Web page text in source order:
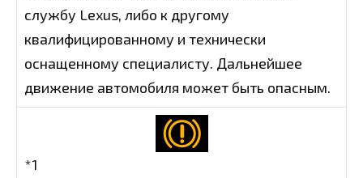
службу Lexus, либо к другому
квалифицированному и технически
оснащенному специалисту. Дальнейшее
движение автомобиля может быть опасным.
*1